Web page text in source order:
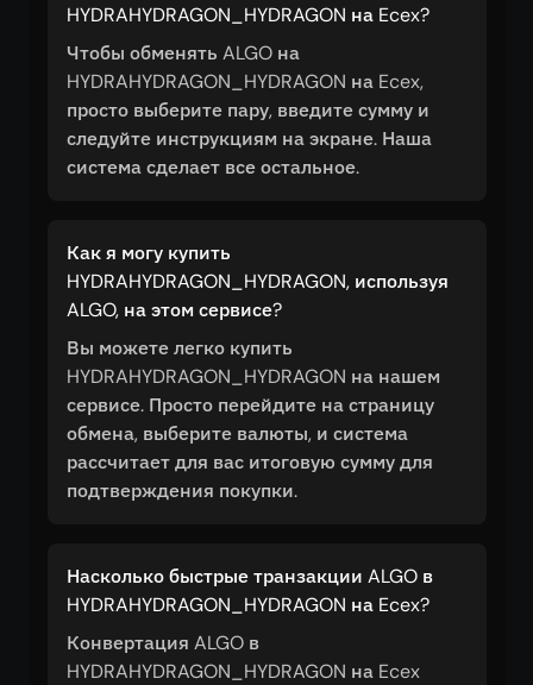
HYDRAHYDRAGON_HYDRAGON на Ecex?
Чтобы обменять ALGO на
HYDRAHYDRAGON_HYDRAGON на Ecex,
просто выберите пару, введите сумму и
следуйте инструкциям на экране. Наша
система сделает все остальное.
Как я могу купить
HYDRAHYDRAGON_HYDRAGON, используя
ALGO, на этом сервисе?
Вы можете легко купить
HYDRAHYDRAGON_HYDRAGON на нашем
сервисе. Просто перейдите на страницу
обмена, выберите валюты, и система
рассчитает для вас итоговую сумму для
подтверждения покупки.
Насколько быстрые транзакции ALGO в
HYDRAHYDRAGON_HYDRAGON на Ecex?
Конвертация ALGO в
HYDRAHYDRAGON_HYDRAGON на Ecex